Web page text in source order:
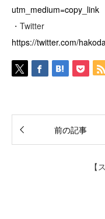
utm_medium=copy_link
・Twitter
https://twitter.com/
前の記事
【